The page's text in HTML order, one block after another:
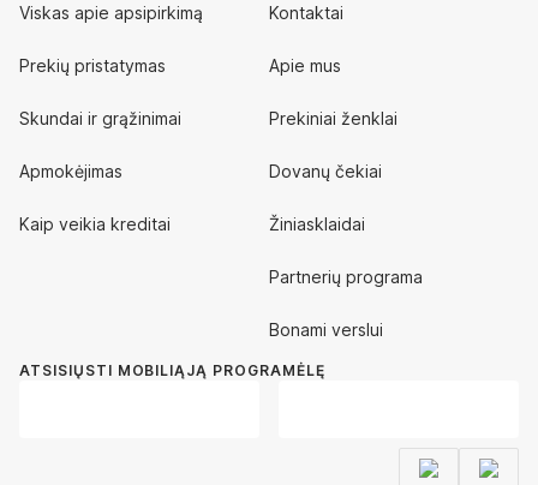
Viskas apie apsipirkimą
Prekių pristatymas
Skundai ir grąžinimai
Apmokėjimas
Kaip veikia kreditai
Kontaktai
Apie mus
Prekiniai ženklai
Dovanų čekiai
Žiniasklaidai
Partnerių programa
Bonami verslui
ATSISIŲSTI MOBILIĄJĄ PROGRAMĖLĘ